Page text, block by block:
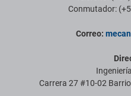
Conmutador:
Correo:
Carrera 27 #10-02